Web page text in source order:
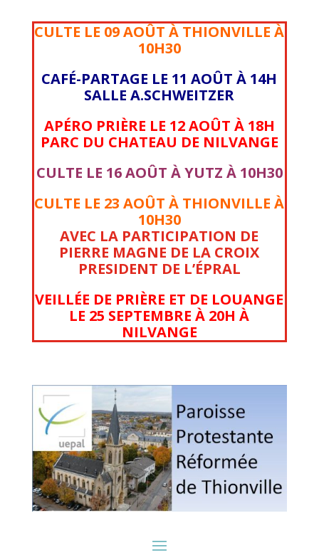
CULTE LE 09 AOÛT À THIONVILLE À
10H30
CAFÉ-PARTAGE LE 11 AOÛT À 14H
SALLE A.SCHWEITZER
APÉRO PRIÈRE LE 12 AOÛT À 18H
PARC DU CHATEAU DE NILVANGE
CULTE LE 16 AOÛT À YUTZ À 10H30
CULTE LE 23 AOÛT À THIONVILLE À
10H30
AVEC LA PARTICIPATION DE
PIERRE MAGNE DE LA CROIX
PRESIDENT DE L’ÉPRAL
VEILLÉE DE PRIÈRE ET DE LOUANGE
LE 25 SEPTEMBRE À 20H À
NILVANGE